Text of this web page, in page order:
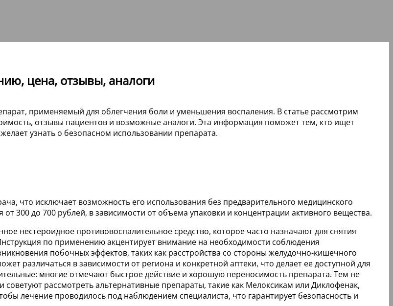
цена, отзывы, аналоги
применяемый для облегчения боли и уменьшения воспаления. В статье рассмотрим
отзывы пациентов и возможные аналоги. Эта информация поможет тем, кто ищет
узнать о безопасном использовании препарата.
что исключает возможность его использования без предварительного медицинского
300 до 700 рублей, в зависимости от объема упаковки и концентрации активного вещества.
нестероидное противовоспалительное средство, которое часто назначают для снятия
по применению акцентирует внимание на необходимости соблюдения
побочных эффектов, таких как расстройства со стороны желудочно-кишечного
различаться в зависимости от региона и конкретной аптеки, что делает ее доступной для
многие отмечают быстрое действие и хорошую переносимость препарата. Тем не
рассмотреть альтернативные препараты, такие как Мелоксикам или Диклофенак,
лечение проводилось под наблюдением специалиста, что гарантирует безопасность и